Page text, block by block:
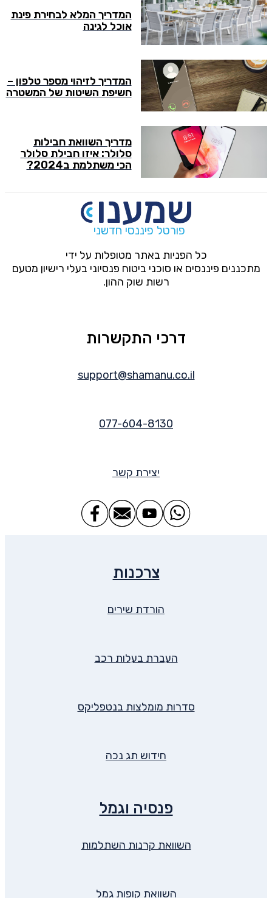
המדריך המלא לבחירת פינת
אוכל לגינה
המדריך לזיהוי מספר טלפון –
חשיפת השיטות של המשטרה
מדריך השוואת חבילות
סלולר: איזו חבילת סלולר
הכי משתלמת ב2024?
פורטל פיננסי חדשני
כל הפניות באתר מטופלות על ידי
מתכננים פיננסים או סוכני ביטוח פנסיוני בעלי רישיון מטעם
רשות שוק ההון.
דרכי התקשרות
support@shamanu.co.il
077-604-8130
יצירת קשר
צרכנות
הורדת שירים
העברת בעלות רכב
סדרות מומלצות בנטפליקס
חידוש תג נכה
פנסיה וגמל
השוואת קרנות השתלמות
השוואת קופות גמל